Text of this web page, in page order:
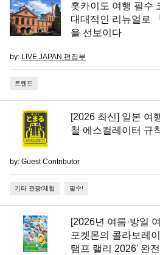
홋카이도 여행 필수
대대적인 리뉴얼로
을 선보이다
by: LIVE JAPAN 편집부
트렌드
[2026 최신] 일본 여
철 에스컬레이터 규
by: Guest Contributor
기타 관광/체험 필수!
[2026년 여름·방일
포켓몬의 콜라보레
탬프 랠리 2026' 완